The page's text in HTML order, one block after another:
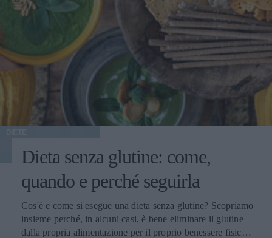
Dieta senza glutine: come,
quando e perché seguirla
Cos'è e come si esegue una dieta senza glutine? Scopriamo
insieme perché, in alcuni casi, è bene eliminare il glutine
dalla propria alimentazione per il proprio benessere fisico e